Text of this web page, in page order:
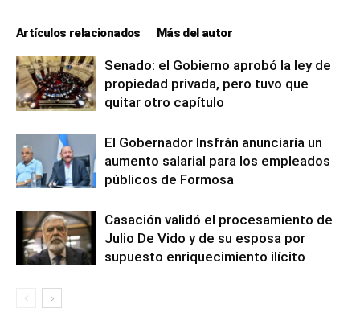
Artículos relacionados Más del autor
Senado: el Gobierno aprobó la ley de
propiedad privada, pero tuvo que
quitar otro capítulo
El Gobernador Insfrán anunciaría un
aumento salarial para los empleados
públicos de Formosa
Casación validó el procesamiento de
Julio De Vido y de su esposa por
supuesto enriquecimiento ilícito